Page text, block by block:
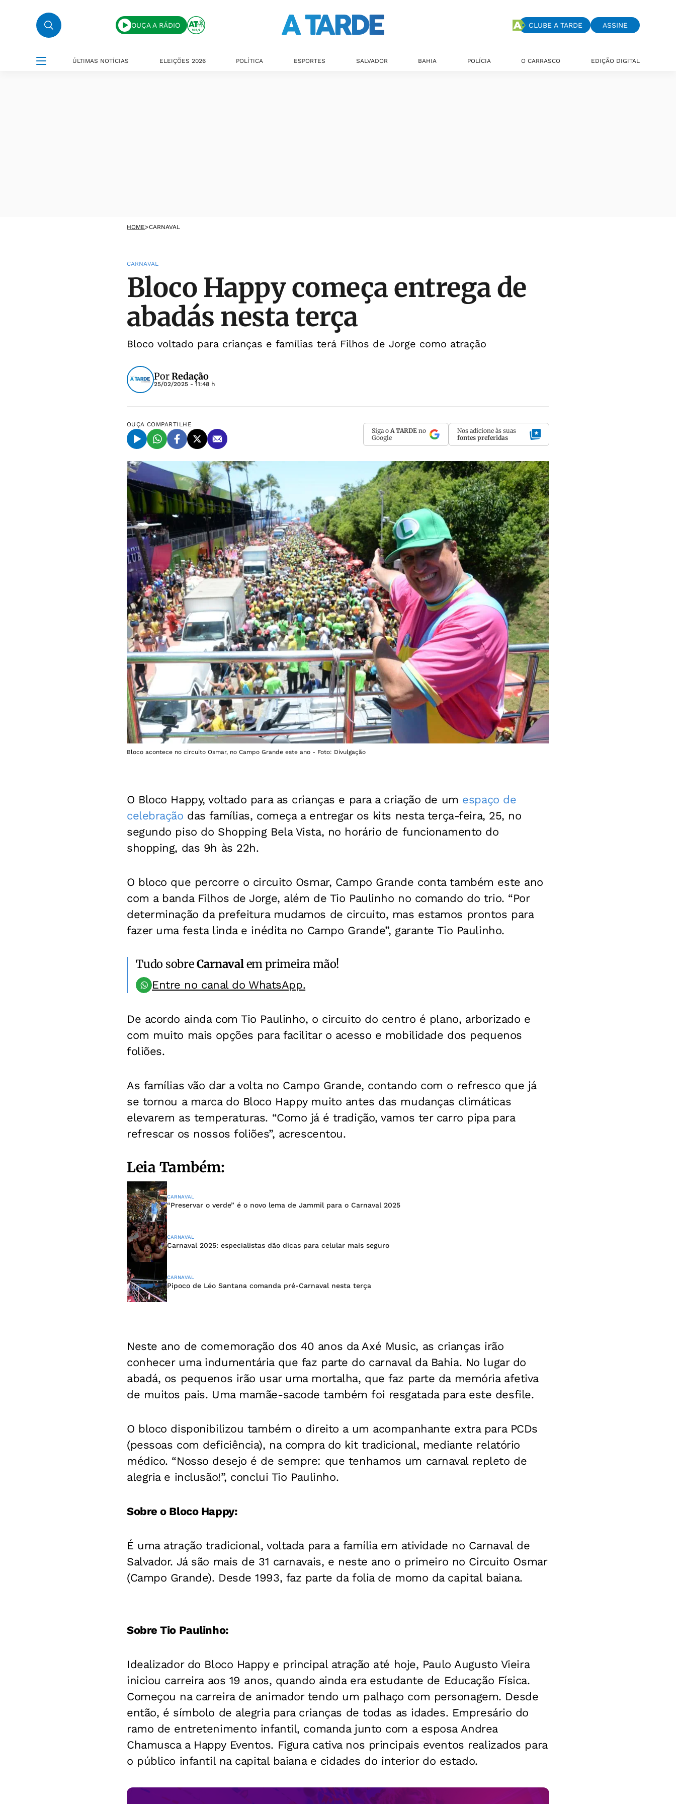
OUÇA A RÁDIO CLUBE A TARDE ASSINE
ÚLTIMAS NOTÍCIAS ELEIÇÕES 2026 POLÍTICA ESPORTES SALVADOR BAHIA POLÍCIA O CARRASCO EDIÇÃO DIGITAL
HOME>CARNAVAL
CARNAVAL
Bloco Happy começa entrega de
abadás nesta terça
Bloco voltado para crianças e famílias terá Filhos de Jorge como atração
PorRedação
25/02/2025 - 11:48 h
OUÇA COMPARTILHE
Siga o A TARDE no
Google
Nos adicione às suas
fontes preferidas
Bloco acontece no circuito Osmar, no Campo Grande este ano - Foto: Divulgação
O Bloco Happy, voltado para as crianças e para a criação de um espaço de
celebração das famílias, começa a entregar os kits nesta terça-feira, 25, no
segundo piso do Shopping Bela Vista, no horário de funcionamento do
shopping, das 9h às 22h.
O bloco que percorre o circuito Osmar, Campo Grande conta também este ano
com a banda Filhos de Jorge, além de Tio Paulinho no comando do trio. “Por
determinação da prefeitura mudamos de circuito, mas estamos prontos para
fazer uma festa linda e inédita no Campo Grande”, garante Tio Paulinho.
Tudo sobreCarnavalem primeira mão!
Entre no canal do WhatsApp.
De acordo ainda com Tio Paulinho, o circuito do centro é plano, arborizado e
com muito mais opções para facilitar o acesso e mobilidade dos pequenos
foliões.
As famílias vão dar a volta no Campo Grande, contando com o refresco que já
se tornou a marca do Bloco Happy muito antes das mudanças climáticas
elevarem as temperaturas. “Como já é tradição, vamos ter carro pipa para
refrescar os nossos foliões”, acrescentou.
Leia Também:
CARNAVAL
“Preservar o verde” é o novo lema de Jammil para o Carnaval 2025
CARNAVAL
Carnaval 2025: especialistas dão dicas para celular mais seguro
CARNAVAL
Pipoco de Léo Santana comanda pré-Carnaval nesta terça
Neste ano de comemoração dos 40 anos da Axé Music, as crianças irão
conhecer uma indumentária que faz parte do carnaval da Bahia. No lugar do
abadá, os pequenos irão usar uma mortalha, que faz parte da memória afetiva
de muitos pais. Uma mamãe-sacode também foi resgatada para este desfile.
O bloco disponibilizou também o direito a um acompanhante extra para PCDs
(pessoas com deficiência), na compra do kit tradicional, mediante relatório
médico. “Nosso desejo é de sempre: que tenhamos um carnaval repleto de
alegria e inclusão!”, conclui Tio Paulinho.
Sobre o Bloco Happy:
É uma atração tradicional, voltada para a família em atividade no Carnaval de
Salvador. Já são mais de 31 carnavais, e neste ano o primeiro no Circuito Osmar
(Campo Grande). Desde 1993, faz parte da folia de momo da capital baiana.
Sobre Tio Paulinho:
Idealizador do Bloco Happy e principal atração até hoje, Paulo Augusto Vieira
iniciou carreira aos 19 anos, quando ainda era estudante de Educação Física.
Começou na carreira de animador tendo um palhaço com personagem. Desde
então, é símbolo de alegria para crianças de todas as idades. Empresário do
ramo de entretenimento infantil, comanda junto com a esposa Andrea
Chamusca a Happy Eventos. Figura cativa nos principais eventos realizados para
o público infantil na capital baiana e cidades do interior do estado.